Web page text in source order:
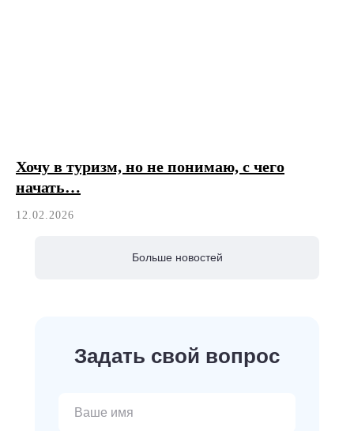
Хочу в туризм, но не понимаю, с чего
начать…
12.02.2026
Больше новостей
Задать свой вопрос